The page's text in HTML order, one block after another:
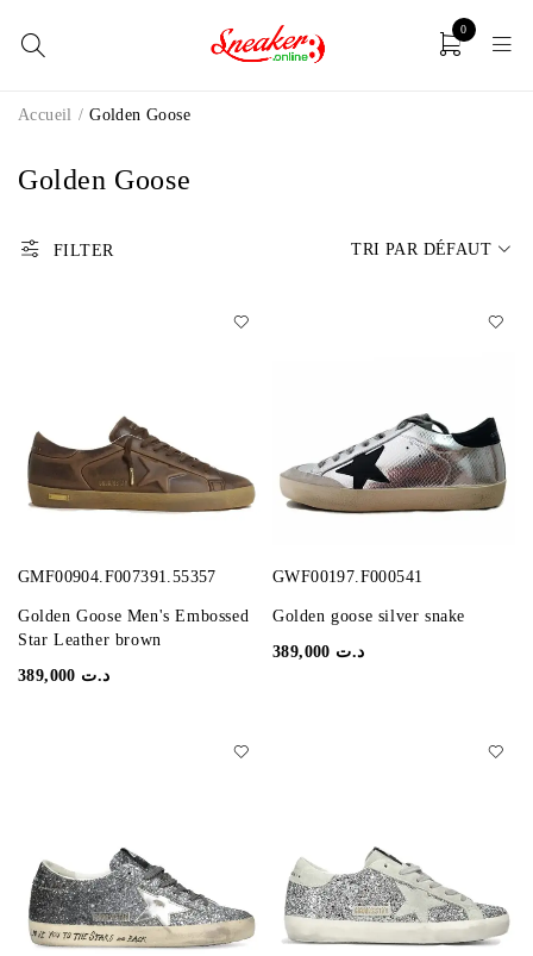
0
Golden Goose
Accueil / Golden Goose
FILTER TRI PAR DÉFAUT
GMF00904.F007391.55357
Golden Goose Men's Embossed
Star Leather brown
د.ت
GWF00197.F000541
Golden goose silver snake
د.ت